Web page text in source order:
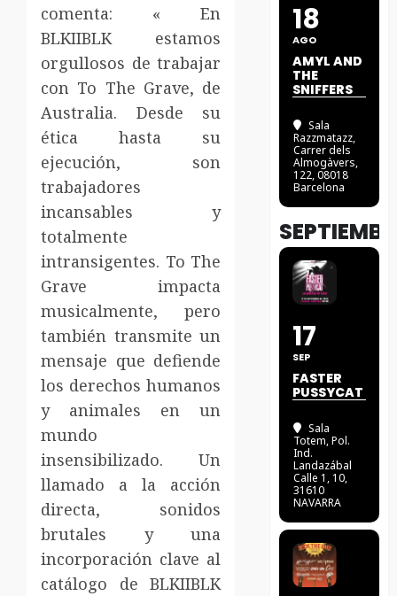
comenta: « En
BLKIIBLK estamos
orgullosos de trabajar
con To The Grave, de
Australia. Desde su
ética hasta su
ejecución, son
trabajadores
incansables y
totalmente
intransigentes. To The
Grave impacta
musicalmente, pero
también transmite un
mensaje que defiende
los derechos humanos
y animales en un
mundo
insensibilizado. Un
llamado a la acción
directa, sonidos
brutales y una
incorporación clave al
catálogo de BLKIIBLK
18
AGO
AMYL AND
THE
SNIFFERS
Sala
Razzmatazz,
Carrer dels
Almogàvers,
122, 08018
Barcelona
17
SEP
FASTER
PUSSYCAT
Sala
Totem, Pol.
Ind.
Landazábal
Calle 1, 10,
31610
NAVARRA